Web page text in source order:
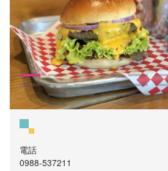
電話
0988-537211